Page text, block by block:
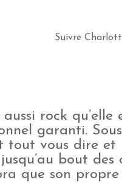
Suivre
rock qu’elle
garanti.
tout vous dire et
bout
que son